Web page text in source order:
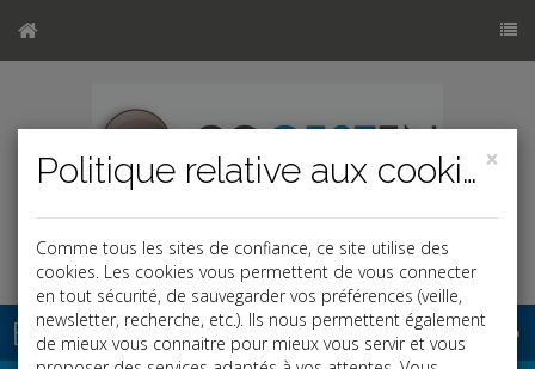
Base documentaire
×
Politique relative aux cookies
Comme tous les sites de confiance, ce site utilise des
cookies. Les cookies vous permettent de vous connecter
en tout sécurité, de sauvegarder vos préférences (veille,
newsletter, recherche, etc.). Ils nous permettent également
de mieux vous connaitre pour mieux vous servir et vous